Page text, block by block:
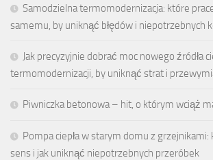
Samodzielna termomodernizacja: które
samemu, by uniknąć błędów i niepotrzebnych
Jak precyzyjnie dobrać moc nowego źródła
termomodernizacji, by uniknąć strat i
Piwniczka betonowa – hit, o którym wciąż
Pompa ciepła w starym domu z
sens i jak uniknąć niepotrzebnych przeróbek